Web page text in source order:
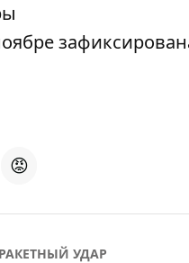
😡
РАКЕТНЫЙ УДАР